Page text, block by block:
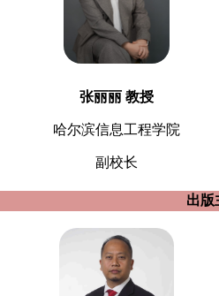
张丽丽 教授
哈尔滨信息工程学院
副校长
出版